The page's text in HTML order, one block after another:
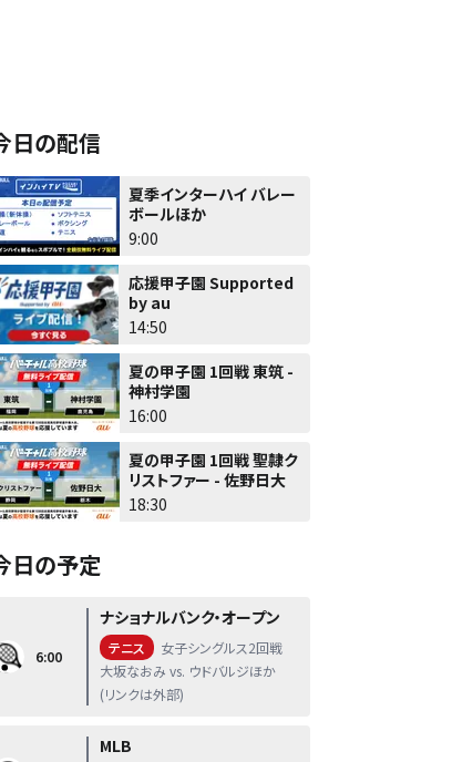
日の配信
夏季インターハイ バレー
ボールほか
9:00
応援甲子園 Supported
by au
14:50
夏の甲子園 1回戦 東筑 -
神村学園
16:00
夏の甲子園 1回戦 聖隷ク
リストファー - 佐野日大
18:30
日の予定
6:00
ナショナルバンク・オープン
テニス
女子シングルス2回戦
大坂なおみ vs. ウドバルジほか
(リンクは外部)
MLB